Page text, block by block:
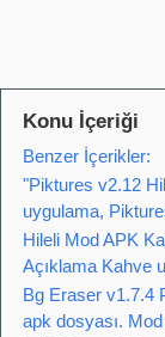
Konu İçeriği
Benzer İçerikler:
"Piktures v2.12
uygulama,
Hileli Mod APK
Açıklama Kahve
Bg Eraser v1.7.4
apk dosyası.